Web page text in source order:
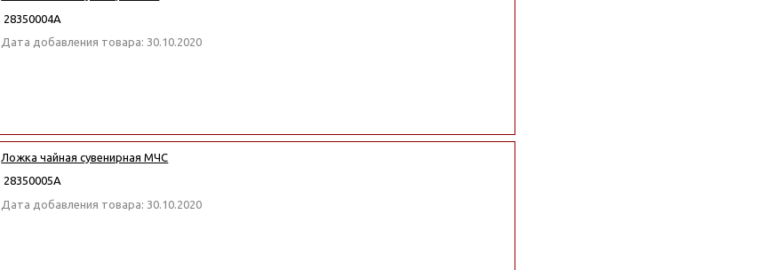
28350004А
Дата добавления товара: 30.10.2020
Ложка чайная сувенирная МЧС
28350005А
Дата добавления товара: 30.10.2020